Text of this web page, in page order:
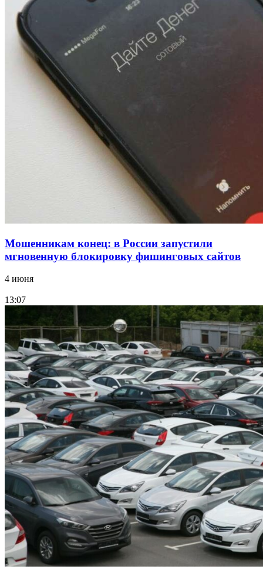
рейтинга: ВолгГТУ и ВолгГМУ вошли в топ‑15
для химической отрасли и фармацевтики
18:39
В Красноармейском районе Волгограда стартует
конкурс на ремонт моста через Волго‑Донской
судоходный канал
Фестиваль #ТриЧетыре в Волгограде пройдёт
11–13 сентября в рамках Года единства народов
Мошенникам конец: в России запустили
мгновенную блокировку фишинговых сайтов
4 июня
13:07